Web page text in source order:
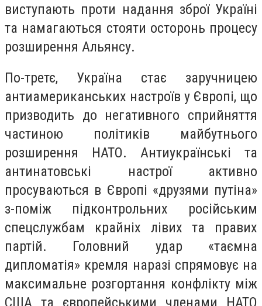
виступають проти надання зброї Україні
та намагаються стояти осторонь процесу
розширення Альянсу.
По-третє, Україна стає заручницею
антиамериканських настроїв у Європі, що
призводить до негативного сприйняття
частиною політиків майбутнього
розширення НАТО. Антиукраїнські та
антинатовські настрої активно
просуваються в Європі «друзями путіна»
з-поміж підконтрольних російським
спецслужбам крайніх лівих та правих
партій. Головний удар «таємна
дипломатія» кремля наразі спрямовує на
максимальне розгортання конфлікту між
США та європейськими членами НАТО